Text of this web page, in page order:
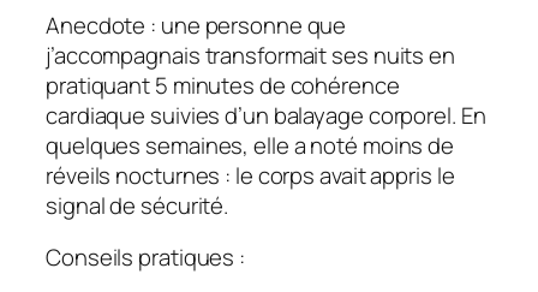
Anecdote : une personne que
j’accompagnais transformait ses nuits en
pratiquant 5 minutes de cohérence
cardiaque suivies d’un balayage corporel. En
quelques semaines, elle a noté moins de
réveils nocturnes : le corps avait appris le
signal de sécurité.
Conseils pratiques :